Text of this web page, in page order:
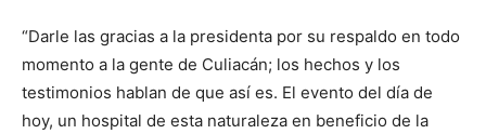
“Darle las gracias a la presidenta por su respaldo en todo
momento a la gente de Culiacán; los hechos y los
testimonios hablan de que así es. El evento del día de
hoy, un hospital de esta naturaleza en beneficio de la